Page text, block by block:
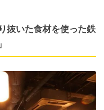
抜いた食材を使った鉄